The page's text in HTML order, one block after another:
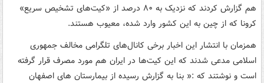
هم گزارش کردند که نزدیک به ۸۰ درصد از «کیت‌های تشخیص سریع»
کرونا که از چین به این کشور وارد شده، معیوب هستند.
همزمان با انتشار این اخبار برخی کانال‌های تلگرامی مخالف جمهوری
اسلامی مدعی شدند که این کیت‌ها در ایران هم مورد مصرف قرار گرفته
است و نوشتند که :« بنا به گزارش رسیده از بیمارستان های اصفهان